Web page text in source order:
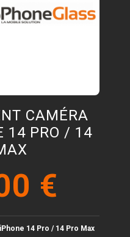
CAMÉRA
14 PRO / 14
€
14 Pro / 14 Pro Max